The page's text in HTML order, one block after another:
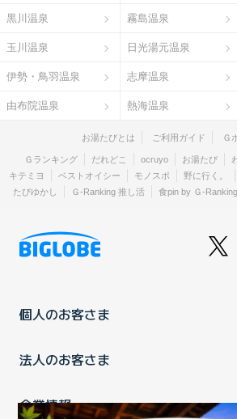
黒川温泉 霧島温泉
玉川温泉 日光湯元温泉
伊勢・鳥羽温泉 志摩温泉
由布院温泉 熱海温泉
お湯たびとは ご利用ガイド Ｇ
Ｇランキング だれどこ ocruyo お湯たび
キテミヨ
ベストオイシー モノスポ 野に行く。
たびゆかし
Ｇ-Ranking 推し活 食pin by Ｇ-Ranking
個人のお客さま
法人のお客さま
企業情報